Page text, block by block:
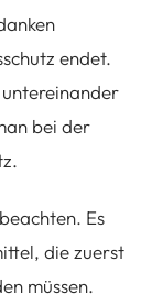
endet.
bei der
Es
die zuerst
müssen.